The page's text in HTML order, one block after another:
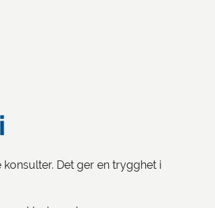
Det ger en trygghet i